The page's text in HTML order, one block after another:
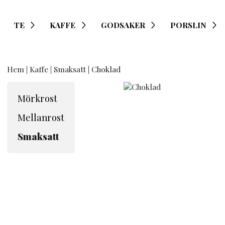
TE KAFFE GODSAKER PORSLIN
Hem | Kaffe | Smaksatt | Choklad
Mörkrost
Mellanrost
Smaksatt